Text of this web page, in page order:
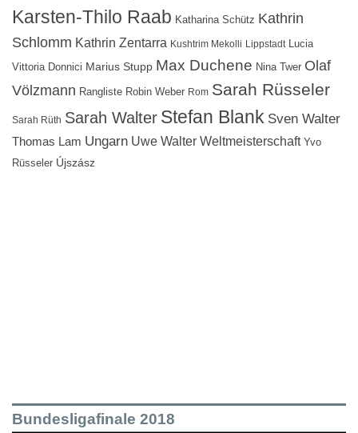
Karsten-Thilo Raab Katharina Schütz Kathrin
Schlomm Kathrin Zentarra Kushtrim Mekolli Lippstadt
Lucia
Vittoria Donnici Marius Stupp Max Duchene Nina Twer Olaf
Völzmann Rangliste Robin Weber Rom Sarah Rüsseler
Sarah Rüth Sarah Walter Stefan Blank Sven Walter
Thomas Lam Ungarn Uwe Walter Weltmeisterschaft Yvo
Rüsseler Újszász
Bundesligafinale 2018